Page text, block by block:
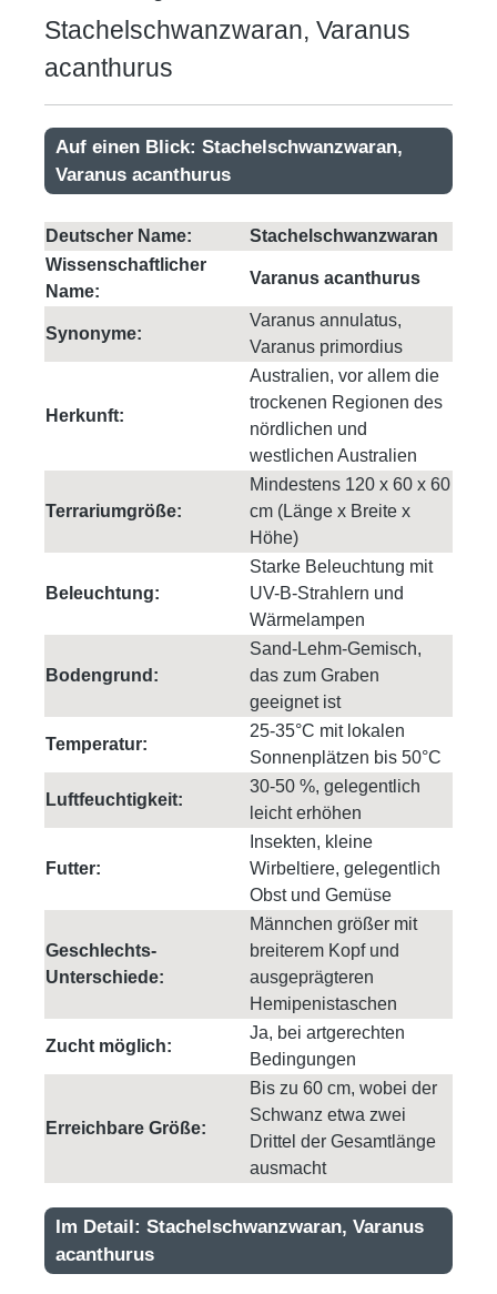
Stachelschwanzwaran, Varanus
acanthurus
Auf einen Blick: Stachelschwanzwaran,
Varanus acanthurus
Deutscher Name:
Stachelschwanzwaran
Wissenschaftlicher
Name:
Varanus acanthurus
Synonyme:
Varanus annulatus,
Varanus primordius
Herkunft:
Australien, vor allem die
trockenen Regionen des
nördlichen und
westlichen Australien
Terrariumgröße:
Mindestens 120 x 60 x 60
cm (Länge x Breite x
Höhe)
Beleuchtung:
Starke Beleuchtung mit
UV-B-Strahlern und
Wärmelampen
Bodengrund:
Sand-Lehm-Gemisch,
das zum Graben
geeignet ist
Temperatur:
25-35°C mit lokalen
Sonnenplätzen bis 50°C
Luftfeuchtigkeit:
30-50 %, gelegentlich
leicht erhöhen
Futter:
Insekten, kleine
Wirbeltiere, gelegentlich
Obst und Gemüse
Geschlechts-
Unterschiede:
Männchen größer mit
breiterem Kopf und
ausgeprägteren
Hemipenistaschen
Zucht möglich:
Ja, bei artgerechten
Bedingungen
Erreichbare Größe:
Bis zu 60 cm, wobei der
Schwanz etwa zwei
Drittel der Gesamtlänge
ausmacht
Im Detail: Stachelschwanzwaran, Varanus
acanthurus